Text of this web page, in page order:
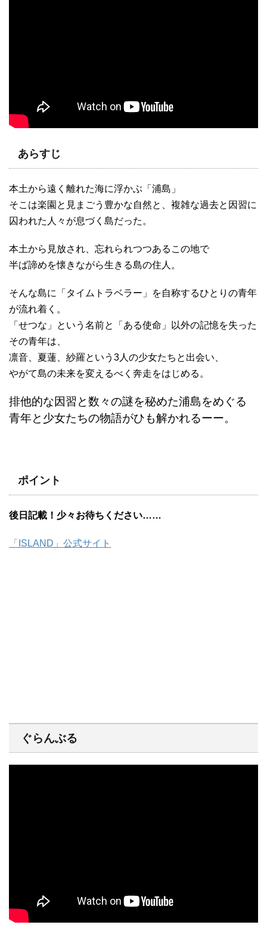
あらすじ
本土から遠く離れた海に浮かぶ「浦島」
そこは楽園と見まごう豊かな自然と、複雑な過去と因習に
囚われた人々が息づく島だった。
本土から見放され、忘れられつつあるこの地で
半ば諦めを懐きながら生きる島の住人。
そんな島に「タイムトラベラー」を自称するひとりの青年
が流れ着く。
「せつな」という名前と「ある使命」以外の記憶を失った
その青年は、
凛音、夏蓮、紗羅という3人の少女たちと出会い、
やがて島の未来を変えるべく奔走をはじめる。
排他的な因習と数々の謎を秘めた浦島をめぐる
青年と少女たちの物語がひも解かれるーー。
ポイント
後日記載！少々お待ちください……
「ISLAND」公式サイト
ぐらんぶる